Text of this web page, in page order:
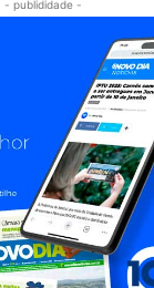
- publididade -